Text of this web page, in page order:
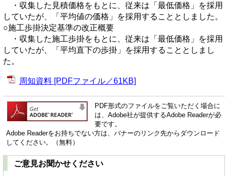
・収集した見積価格をもとに、従来は「最低価格」を採用
していたが、「平均値の価格」を採用することとしました。
○施工歩掛決定基準の改正概要
・収集した施工歩掛をもとに、従来は「最低価格」を採用
していたが、「平均直下の歩掛」を採用することとしまし
た。
周知資料 [PDFファイル／61KB]
PDF形式のファイルをご覧いただく場合に
は、Adobe社が提供するAdobe Readerが必
要です。
Adobe Readerをお持ちでない方は、バナーのリンク先からダウンロード
してください。（無料）
ご意見お聞かせください